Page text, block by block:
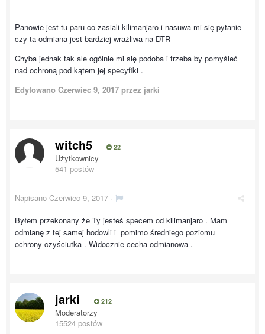
Panowie jest tu paru co zasiali kilimanjaro i nasuwa mi się pytanie
czy ta odmiana jest bardziej wrażliwa na DTR
Chyba jednak tak ale ogólnie mi się podoba i trzeba by pomyśleć
nad ochroną pod kątem jej specyfiki .
Edytowano Czerwiec 9, 2017 przez jarki
witch5 22
Użytkownicy
541 postów
Napisano Czerwiec 9, 2017 ·
Byłem przekonany że Ty jesteś specem od kilimanjaro . Mam
odmianę z tej samej hodowli i pomimo średniego poziomu
ochrony czyściutka . Widocznie cecha odmianowa .
jarki 212
Moderatorzy
15524 postów